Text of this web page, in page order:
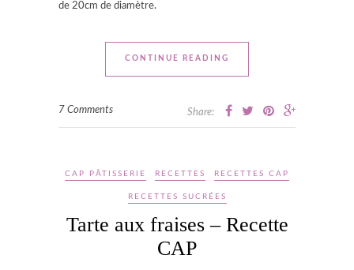
de 20cm de diamètre.
CONTINUE READING
7 Comments Share:
CAP PÂTISSERIE RECETTES RECETTES CAP
RECETTES SUCRÉES
Tarte aux fraises – Recette
CAP